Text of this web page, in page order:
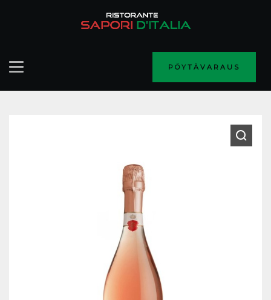
PÖYTÄVARAUS